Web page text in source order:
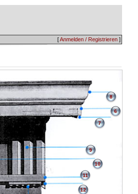
[Anmelden / Registrieren ]
6
7
8
9
10
11
12